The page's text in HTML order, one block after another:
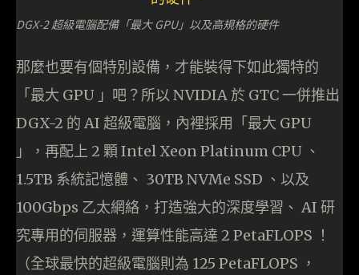
DGX-2 超級電腦配備「最大 GPU」以及高規格的硬件
那麼也要有個特別設備，才能裝得下如此獨特的
「最大 GPU 」吧？所以 NVIDIA 於 GTC 一併推出
DGX-2 的 AI 超級電腦，內裡採用「最大 GPU
」，再配上 2 顆 Intel Xeon Platinum CPU 、
1.5TB 系統記憶體、 30TB NVMe SSD 、以及
100Gbps 乙太網絡，打造強大的深度學習、 AI 研
究專用的伺服器，運算性能高達 2 PetaFLOPS ！
（全球最快的超級電腦則為 125 PetaFLOPS ，